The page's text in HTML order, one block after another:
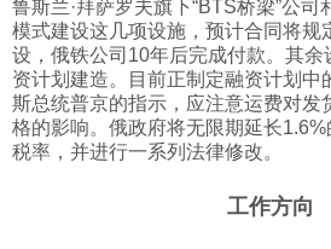
鲁斯兰·拜萨罗夫旗下“BTS桥梁”公
模式建设这几项设施，预计合同将规
设，俄铁公司10年后完成付款。其余
资计划建造。目前正制定融资计划中
斯总统普京的指示，应注意运费对发
格的影响。俄政府将无限期延长
税率，并进行一系列法律修改。
工作方向